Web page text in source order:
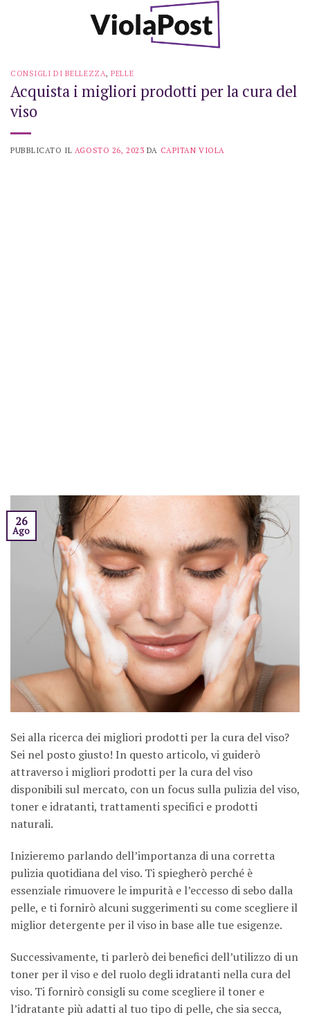
CONSIGLI DI BELLEZZA,PELLE
Acquista i migliori prodotti per la cura del
viso
PUBBLICATO IL AGOSTO 26, 2023 DA CAPITAN VIOLA
26
Ago
Sei alla ricerca dei migliori prodotti per la cura del viso?
Sei nel posto giusto! In questo articolo, vi guiderò
attraverso i migliori prodotti per la cura del viso
disponibili sul mercato, con un focus sulla pulizia del viso,
toner e idratanti, trattamenti specifici e prodotti
naturali.
Inizieremo parlando dell’importanza di una corretta
pulizia quotidiana del viso. Ti spiegherò perché è
essenziale rimuovere le impurità e l’eccesso di sebo dalla
pelle, e ti fornirò alcuni suggerimenti su come scegliere il
miglior detergente per il viso in base alle tue esigenze.
Successivamente, ti parlerò dei benefici dell’utilizzo di un
toner per il viso e del ruolo degli idratanti nella cura del
viso. Ti fornirò consigli su come scegliere il toner e
l’idratante più adatti al tuo tipo di pelle, che sia secca,